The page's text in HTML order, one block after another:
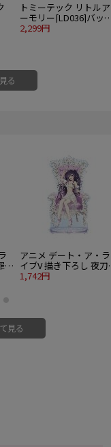
トミーテック リトルア
ーモリー[LD036]バッ
パックセットAセット
2,299円
る
アニメ デート・ア・ラ
イブV 描き下ろし 夜刀
十香 プリンセス玉座
1,742円
見る